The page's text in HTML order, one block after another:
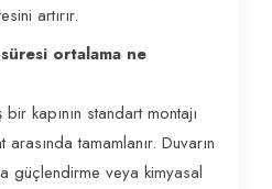
artırır.
ortalama ne
kapının standart montajı
tamamlanır. Duvarın
güçlendirme veya kimyasal